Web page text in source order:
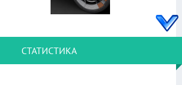
СТАТИСТИКА